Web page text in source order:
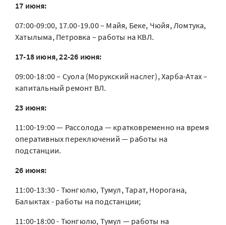
17 июня:
07:00-09:00, 17.00-19.00 – Майя, Беке, Чюйя, Ломтука,
Хатылыма, Петровка – работы на КВЛ.
17-18 июня, 22-26 июня:
09:00-18:00 – Суола (Морукский наслег), Харба-Атах –
капитальный ремонт ВЛ.
23 июня:
11:00-19:00 — Рассолода — кратковременно на время
оперативных переключений — работы на
подстанции.
26 июня:
11:00-13:30 - Тюнгюлю, Тумул, Тарат, Норогана,
Балыктах - работы на подстанции;
11:00-18:00 - Тюнгюлю, Тумул — работы на